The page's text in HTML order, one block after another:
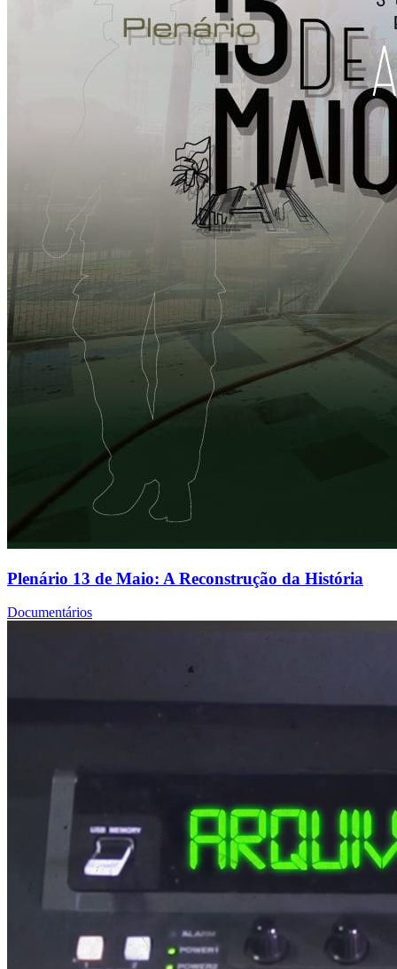
Plenário 13 de Maio: A Reconstrução da História
Documentários